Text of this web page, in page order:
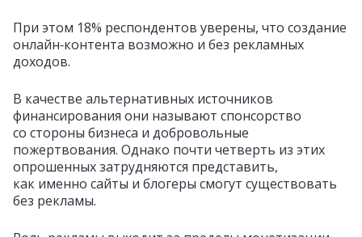
При этом 18% респондентов уверены, что создание
онлайн‑контента возможно и без рекламных
доходов.
В качестве альтернативных источников
финансирования они называют спонсорство
со стороны бизнеса и добровольные
пожертвования. Однако почти четверть из этих
опрошенных затрудняются представить,
как именно сайты и блогеры смогут существовать
без рекламы.